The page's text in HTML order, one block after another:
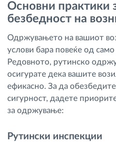
Основни практики
безбедност на
Одржувањето на вашиот
услови бара повеќе од
Редовното, рутинско
осигурате дека вашите
ефикасно. За да
сигурност, дадете
за одржување:
Рутински инспекции